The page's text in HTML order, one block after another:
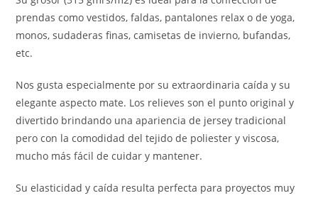
prendas como vestidos, faldas, pantalones relax o de yoga,
monos, sudaderas finas, camisetas de invierno, bufandas,
etc.
Nos gusta especialmente por su extraordinaria caída y su
elegante aspecto mate. Los relieves son el punto original y
divertido brindando una apariencia de jersey tradicional
pero con la comodidad del tejido de poliester y viscosa,
mucho más fácil de cuidar y mantener.
Su elasticidad y caída resulta perfecta para proyectos muy